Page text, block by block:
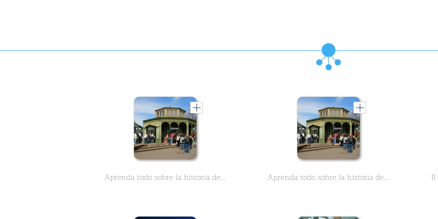
Aprenda todo sobre la historia de Wilhelma, el zoológico de Stuttgart - Parte 1 - en este curso de dos partes. Aprenda todo sobre la historia de Wilhelma, el zoológico de Stuttgart - Parte 2 - en este curso de dos partes.